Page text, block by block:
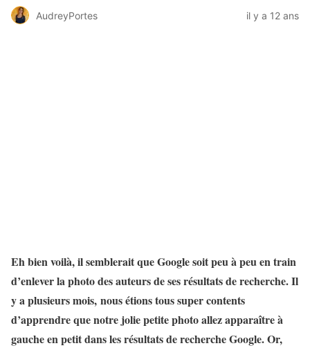
AudreyPortes il y a 12 ans
Eh bien voilà, il semblerait que Google soit peu à peu en train
d’enlever la photo des auteurs de ses résultats de recherche. Il
y a plusieurs mois, nous étions tous super contents
d’apprendre que notre jolie petite photo allez apparaître à
gauche en petit dans les résultats de recherche Google. Or,